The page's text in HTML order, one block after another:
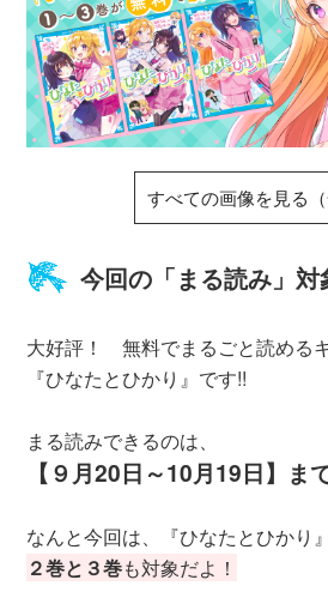
すべての画像を見る（
今回の「まる読み」対
大好評！ 無料でまるごと読める
『ひなたとひかり』です!!
まる読みできるのは、
【９月20日～10月19日】ま
なんと今回は、『ひなたとひかり
２巻と３巻も対象だよ！